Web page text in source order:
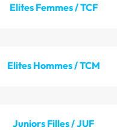
Elites Femmes / TCF
Elites Hommes / TCM
Juniors Filles / JUF